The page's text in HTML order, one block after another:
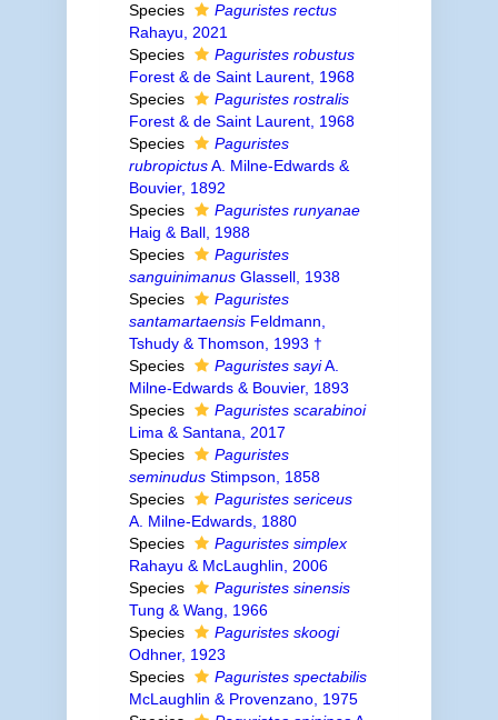
Species
Paguristes rectus
Rahayu, 2021
Species
Paguristes robustus
Forest & de Saint Laurent, 1968
Species
Paguristes rostralis
Forest & de Saint Laurent, 1968
Species
Paguristes
rubropictusA. Milne-Edwards &
Bouvier, 1892
Species
Paguristes runyanae
Haig & Ball, 1988
Species
Paguristes
sanguinimanusGlassell, 1938
Species
Paguristes
santamartaensisFeldmann,
Tshudy & Thomson, 1993 †
Species
Paguristes sayiA.
Milne-Edwards & Bouvier, 1893
Species
Paguristes scarabinoi
Lima & Santana, 2017
Species
Paguristes
seminudusStimpson, 1858
Species
Paguristes sericeus
A. Milne-Edwards, 1880
Species
Paguristes simplex
Rahayu & McLaughlin, 2006
Species
Paguristes sinensis
Tung & Wang, 1966
Species
Paguristes skoogi
Odhner, 1923
Species
Paguristes spectabilis
McLaughlin & Provenzano, 1975